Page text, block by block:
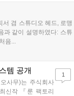
겸 스튜디오 헤드, 로맹
과 같이 설명하였다: 스튜
음...
템 공개
사무)는 주식회사
신작 『룬 팩토리
1